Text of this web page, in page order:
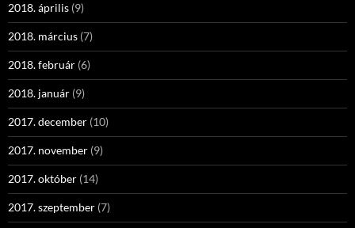
2018. április (9)
2018. március (7)
2018. február (6)
2018. január (9)
2017. december (10)
2017. november (9)
2017. október (14)
2017. szeptember (7)